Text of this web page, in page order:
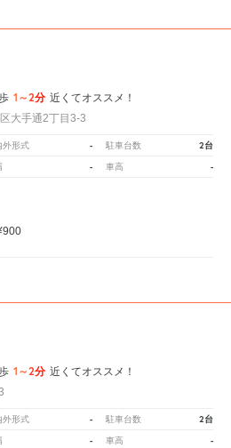
1～2分 近くてオススメ！
大手通2丁目3-3
外形式 - 駐車台数 2台
- 車高 -
1～2分 近くてオススメ！
外形式 - 駐車台数 2台
- 車高 -